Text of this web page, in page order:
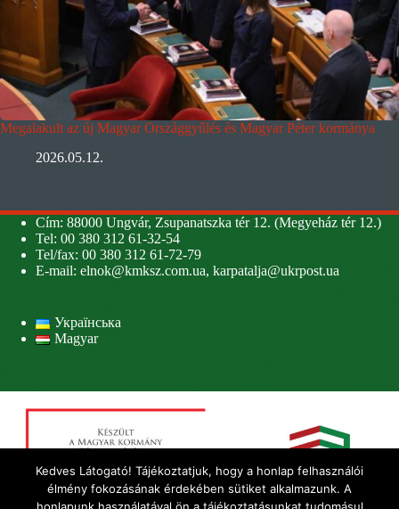
Megalakult az új Magyar Országgyűlés és Magyar Péter kormánya
2026.05.12.
Cím: 88000 Ungvár, Zsupanatszka tér 12. (Megyeház tér 12.)
Tel: 00 380 312 61-32-54
Tel/fax: 00 380 312 61-72-79
E-mail: elnok@kmksz.com.ua, karpatalja@ukrpost.ua
Українська
Magyar
Kedves Látogató! Tájékoztatjuk, hogy a honlap felhasználói
élmény fokozásának érdekében sütiket alkalmazunk. A